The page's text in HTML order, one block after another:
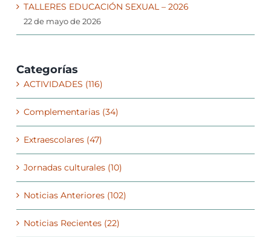
TALLERES EDUCACIÓN SEXUAL – 2026
22 de mayo de 2026
Categorías
ACTIVIDADES (116)
Complementarias (34)
Extraescolares (47)
Jornadas culturales (10)
Noticias Anteriores (102)
Noticias Recientes (22)